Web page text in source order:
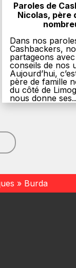
Paroles de
Nicolas, père
Dans nos
Cashbackers,
partageons
conseils de nos
Aujourd’hui,
père de famille
du côté de
nous donne
» Burda